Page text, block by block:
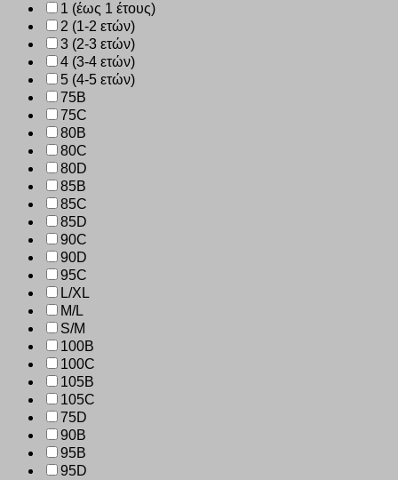
1 (έως 1 έτους)
2 (1-2 ετών)
3 (2-3 ετών)
4 (3-4 ετών)
5 (4-5 ετών)
75B
75C
80B
80C
80D
85B
85C
85D
90C
90D
95C
L/XL
M/L
S/M
100B
100C
105B
105C
75D
90B
95B
95D